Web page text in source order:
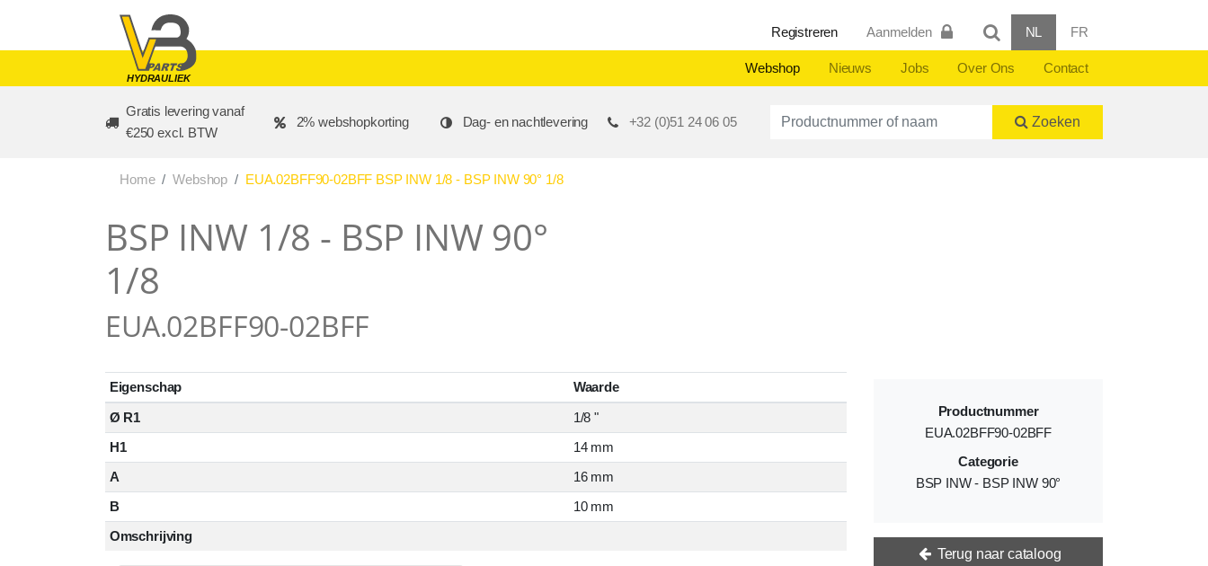
HYDRAULIEK
Registreren Aanmelden NL FR
Webshop Nieuws Jobs Over Ons Contact
Gratis levering vanaf
€250 excl. BTW
2% webshopkorting Dag- en nachtlevering +32 (0)51 24 06 05 Productnummer of naam Zoeken
Home Webshop EUA.02BFF90-02BFF BSP INW 1/8 - BSP INW 90° 1/8
BSP INW 1/8 - BSP INW 90°
1/8
EUA.02BFF90-02BFF
Eigenschap
Waarde
Ø R1
1/8 "
H1
14 mm
A
16 mm
B
10 mm
Omschrijving
Productnummer
EUA.02BFF90-02BFF
Categorie
BSP INW - BSP INW 90°
Terug naar cataloog